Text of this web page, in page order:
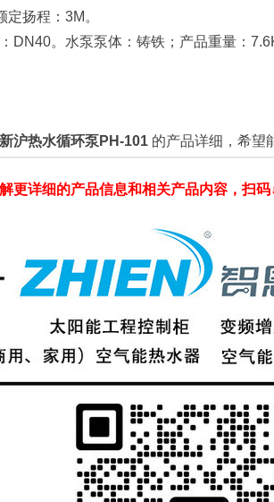
扬程：3M。
DN40。水泵泵体：铸铁；产品重量：
新沪热水循环泵PH-101 的产品详细，希望
更详细的产品信息和相关产品内容，扫码